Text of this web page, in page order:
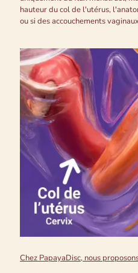
hauteur du col de l'utérus,
ou si des accouchements
Chez PapayaDisc, nous